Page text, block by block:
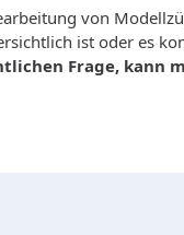
von
ist oder es
Frage, kann